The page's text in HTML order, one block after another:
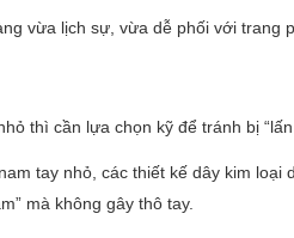
vừa lịch sự, vừa dễ phối với trang
thì cần lựa chọn kỹ để tránh bị “lấn
tay nhỏ, các thiết kế dây kim loại
mà không gây thô tay.